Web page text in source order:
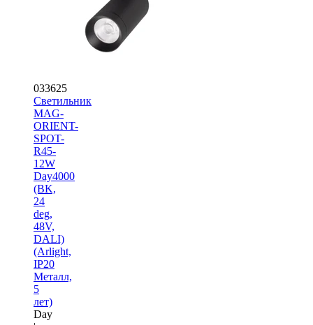
033625
Светильник
MAG-
ORIENT-
SPOT-
R45-
12W
Day4000
(BK,
24
deg,
48V,
DALI)
(Arlight,
IP20
Металл,
5
лет)
Day